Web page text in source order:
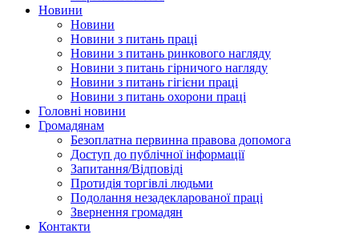
Новини
Новини
Новини з питань праці
Новини з питань ринкового нагляду
Новини з питань гірничого нагляду
Новини з питань гігієни праці
Новини з питань охорони праці
Головні новини
Громадянам
Безоплатна первинна правова допомога
Доступ до публічної інформації
Запитання/Відповіді
Протидія торгівлі людьми
Подолання незадекларованої праці
Звернення громадян
Контакти